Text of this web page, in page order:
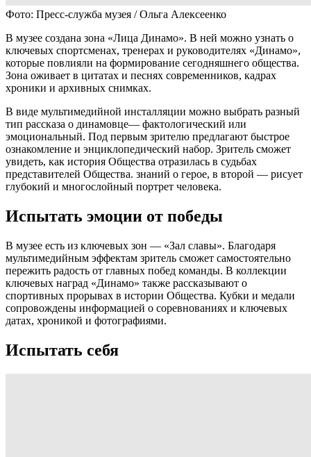
Фото: Пресс-служба музея / Ольга Алексеенко
В музее создана зона «Лица Динамо». В ней можно узнать о
ключевых спортсменах, тренерах и руководителях «Динамо»,
которые повлияли на формирование сегодняшнего общества.
Зона оживает в цитатах и песнях современников, кадрах
хроники и архивных снимках.
В виде мультимедийной инсталляции можно выбрать разный
тип рассказа о динамовце— фактологический или
эмоциональный. Под первым зрителю предлагают быстрое
ознакомление и энциклопедический набор. Зритель сможет
увидеть, как история Общества отразилась в судьбах
представителей Общества. знаний о герое, в второй — рисует
глубокий и многослойный портрет человека.
Испытать эмоции от победы
В музее есть из ключевых зон — «Зал славы». Благодаря
мультимедийным эффектам зритель сможет самостоятельно
пережить радость от главных побед команды. В коллекции
ключевых наград «Динамо» также рассказывают о
спортивных прорывах в истории Общества. Кубки и медали
сопровождены информацией о соревнованиях и ключевых
датах, хроникой и фотографиями.
Испытать себя